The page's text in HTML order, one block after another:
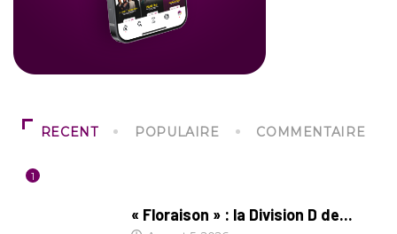
RECENT POPULAIRE COMMENTAIRE
1
« Floraison » : la Division D de...